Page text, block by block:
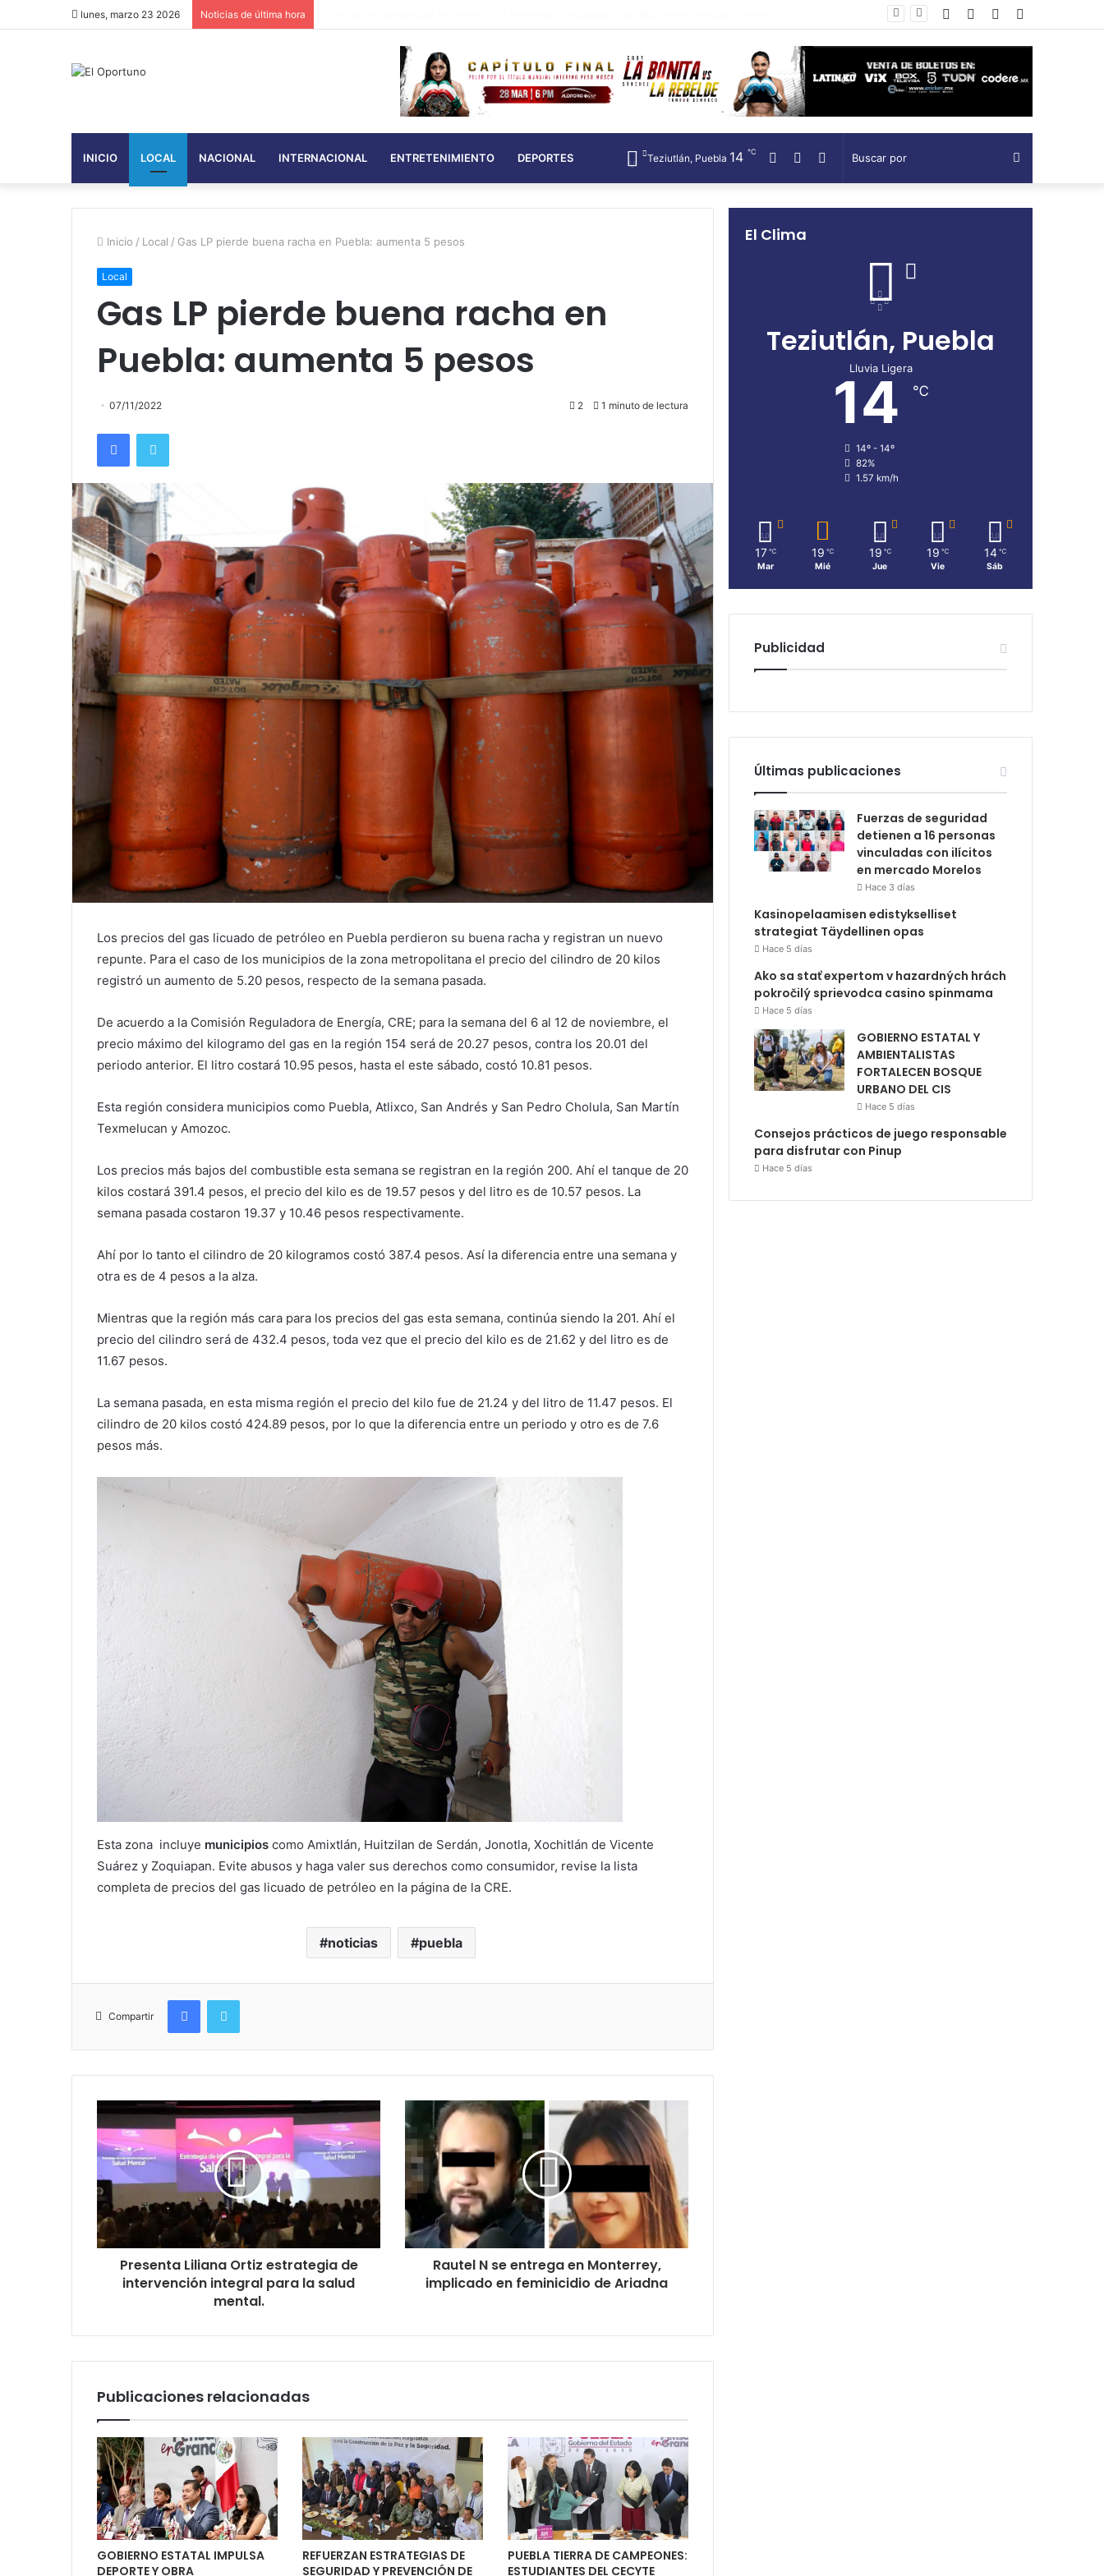
lunes, marzo 23 2026 Noticias de última hora
lateral
Telegram
Twitter
Facebook
INICIO LOCAL NACIONAL INTERNACIONAL ENTRETENIMIENTO DEPORTES Buscar
por
Telegram
Twitter
Facebook
Teziutlán, Puebla 14 ℃
Inicio / Local / Gas LP pierde buena racha en Puebla: aumenta 5 pesos
Local
Gas LP pierde buena racha en
Puebla: aumenta 5 pesos
07/11/2022 2 1 minuto de lectura
FacebookTwitter
Los precios del gas licuado de petróleo en Puebla perdieron su buena racha y registran un nuevo
repunte. Para el caso de los municipios de la zona metropolitana el precio del cilindro de 20 kilos
registró un aumento de 5.20 pesos, respecto de la semana pasada.
De acuerdo a la Comisión Reguladora de Energía, CRE; para la semana del 6 al 12 de noviembre, el
precio máximo del kilogramo del gas en la región 154 será de 20.27 pesos, contra los 20.01 del
periodo anterior. El litro costará 10.95 pesos, hasta el este sábado, costó 10.81 pesos.
Esta región considera municipios como Puebla, Atlixco, San Andrés y San Pedro Cholula, San Martín
Texmelucan y Amozoc.
Los precios más bajos del combustible esta semana se registran en la región 200. Ahí el tanque de 20
kilos costará 391.4 pesos, el precio del kilo es de 19.57 pesos y del litro es de 10.57 pesos. La
semana pasada costaron 19.37 y 10.46 pesos respectivamente.
Ahí por lo tanto el cilindro de 20 kilogramos costó 387.4 pesos. Así la diferencia entre una semana y
otra es de 4 pesos a la alza.
Mientras que la región más cara para los precios del gas esta semana, continúa siendo la 201. Ahí el
precio del cilindro será de 432.4 pesos, toda vez que el precio del kilo es de 21.62 y del litro es de
11.67 pesos.
La semana pasada, en esta misma región el precio del kilo fue de 21.24 y del litro de 11.47 pesos. El
cilindro de 20 kilos costó 424.89 pesos, por lo que la diferencia entre un periodo y otro es de 7.6
pesos más.
Esta zona incluye municipios como Amixtlán, Huitzilan de Serdán, Jonotla, Xochitlán de Vicente
Suárez y Zoquiapan. Evite abusos y haga valer sus derechos como consumidor, revise la lista
completa de precios del gas licuado de petróleo en la página de la CRE.
noticias puebla
Compartir
FacebookTwitter
Presenta Liliana Ortiz estrategia de
intervención integral para la salud
mental.
Rautel N se entrega en Monterrey,
implicado en feminicidio de Ariadna
Publicaciones relacionadas
GOBIERNO ESTATAL IMPULSA
DEPORTE Y OBRA
REFUERZAN ESTRATEGIAS DE
SEGURIDAD Y PREVENCIÓN DE
PUEBLA TIERRA DE CAMPEONES:
ESTUDIANTES DEL CECYTE
El Clima
Teziutlán, Puebla
Lluvia Ligera
14 ℃
14º - 14º
82%
1.57 km/h
17 ℃
Mar
19 ℃
Mié
19 ℃
Jue
19 ℃
Vie
14 ℃
Sáb
Publicidad
Últimas publicaciones
Fuerzas de seguridad
detienen a 16 personas
vinculadas con ilícitos
en mercado Morelos
Hace 3 días
Kasinopelaamisen edistykselliset
strategiat Täydellinen opas
Hace 5 días
Ako sa stať expertom v hazardných hrách
pokročilý sprievodca casino spinmama
Hace 5 días
GOBIERNO ESTATAL Y
AMBIENTALISTAS
FORTALECEN BOSQUE
URBANO DEL CIS
Hace 5 días
Consejos prácticos de juego responsable
para disfrutar con Pinup
Hace 5 días